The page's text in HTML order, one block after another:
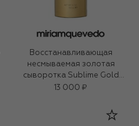
Восстанавливающая
несмываемая золотая
сыворотка Sublime Gold
(150ml)
13 000 ₽